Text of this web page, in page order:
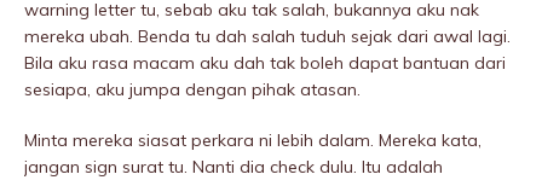
warning letter tu, sebab aku tak salah, bukannya aku nak
mereka ubah. Benda tu dah salah tuduh sejak dari awal lagi.
Bila aku rasa macam aku dah tak boleh dapat bantuan dari
sesiapa, aku jumpa dengan pihak atasan.
Minta mereka siasat perkara ni lebih dalam. Mereka kata,
jangan sign surat tu. Nanti dia check dulu. Itu adalah